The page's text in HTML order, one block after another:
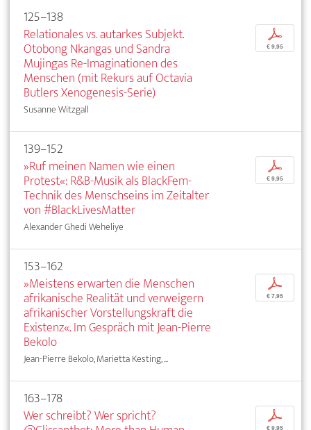
125–138
Relationales vs. autarkes Subjekt.
Otobong Nkangas und Sandra
Mujingas Re-Imaginationen des
Menschen (mit Rekurs auf Octavia
Butlers Xenogenesis-Serie)
Susanne Witzgall
p
€ 9,95
139–152
»Ruf meinen Namen wie einen
Protest«: R&B-Musik als BlackFem-
Technik des Menschseins im Zeitalter
von #BlackLivesMatter
Alexander Ghedi Weheliye
p
€ 9,95
153–162
»Meistens erwarten die Menschen
afrikanische Realität und verweigern
afrikanischer Vorstellungskraft die
Existenz«. Im Gespräch mit Jean-Pierre
Bekolo
Jean-Pierre Bekolo, Marietta Kesting, ...
p
€ 7,95
163–178
Wer schreibt? Wer spricht?
p
€ 9,95